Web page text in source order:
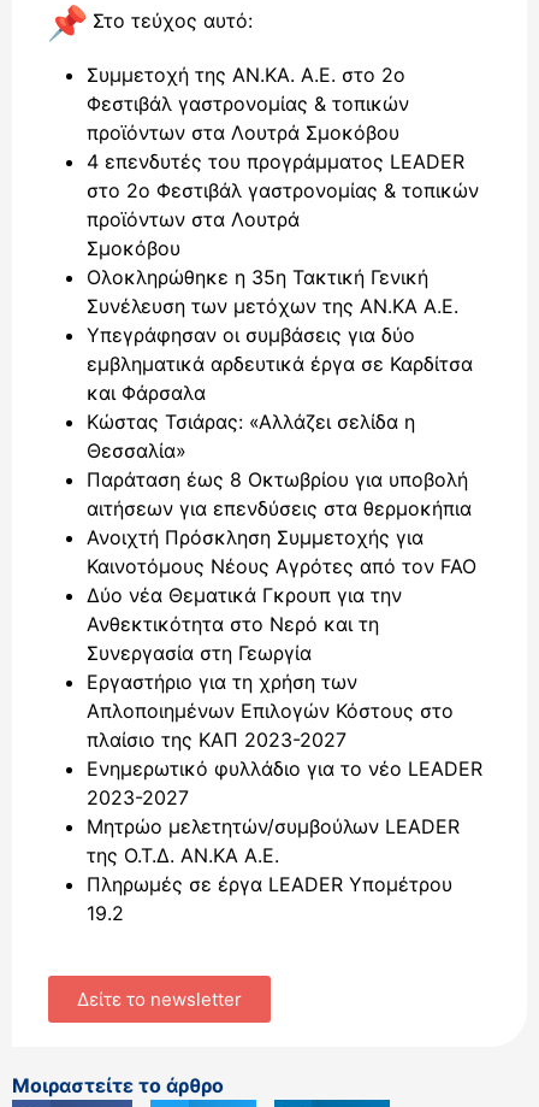
Στο τεύχος αυτό:
Συμμετοχή της ΑΝ.ΚΑ. Α.Ε. στο 2ο
Φεστιβάλ γαστρονομίας & τοπικών
προϊόντων στα Λουτρά Σμοκόβου
4 επενδυτές του προγράμματος LEADER
στο 2ο Φεστιβάλ γαστρονομίας & τοπικών
προϊόντων στα Λουτρά
Σμοκόβου
Ολοκληρώθηκε η 35η Τακτική Γενική
Συνέλευση των μετόχων της ΑΝ.ΚΑ Α.Ε.
Υπεγράφησαν οι συμβάσεις για δύο
εμβληματικά αρδευτικά έργα σε Καρδίτσα
και Φάρσαλα
Κώστας Τσιάρας: «Αλλάζει σελίδα η
Θεσσαλία»
Παράταση έως 8 Οκτωβρίου για υποβολή
αιτήσεων για επενδύσεις στα θερμοκήπια
Ανοιχτή Πρόσκληση Συμμετοχής για
Καινοτόμους Νέους Αγρότες από τον FAO
Δύο νέα Θεματικά Γκρουπ για την
Ανθεκτικότητα στο Νερό και τη
Συνεργασία στη Γεωργία
Εργαστήριο για τη χρήση των
Απλοποιημένων Επιλογών Κόστους στο
πλαίσιο της ΚΑΠ 2023-2027
Ενημερωτικό φυλλάδιο για το νέο LEADER
2023-2027
Μητρώο μελετητών/συμβούλων LEADER
της Ο.Τ.Δ. ΑΝ.ΚΑ Α.Ε.
Πληρωμές σε έργα LEADER Υπομέτρου
19.2
Δείτε το newsletter
Μοιραστείτε το άρθρο